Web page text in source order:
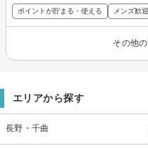
ポイントが貯まる・使える メンズ歓迎
その他
エリアから探す
長野・千曲